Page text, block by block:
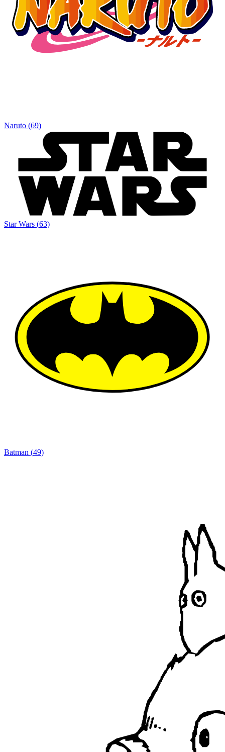
Naruto (69)
Star Wars (63)
Batman (49)